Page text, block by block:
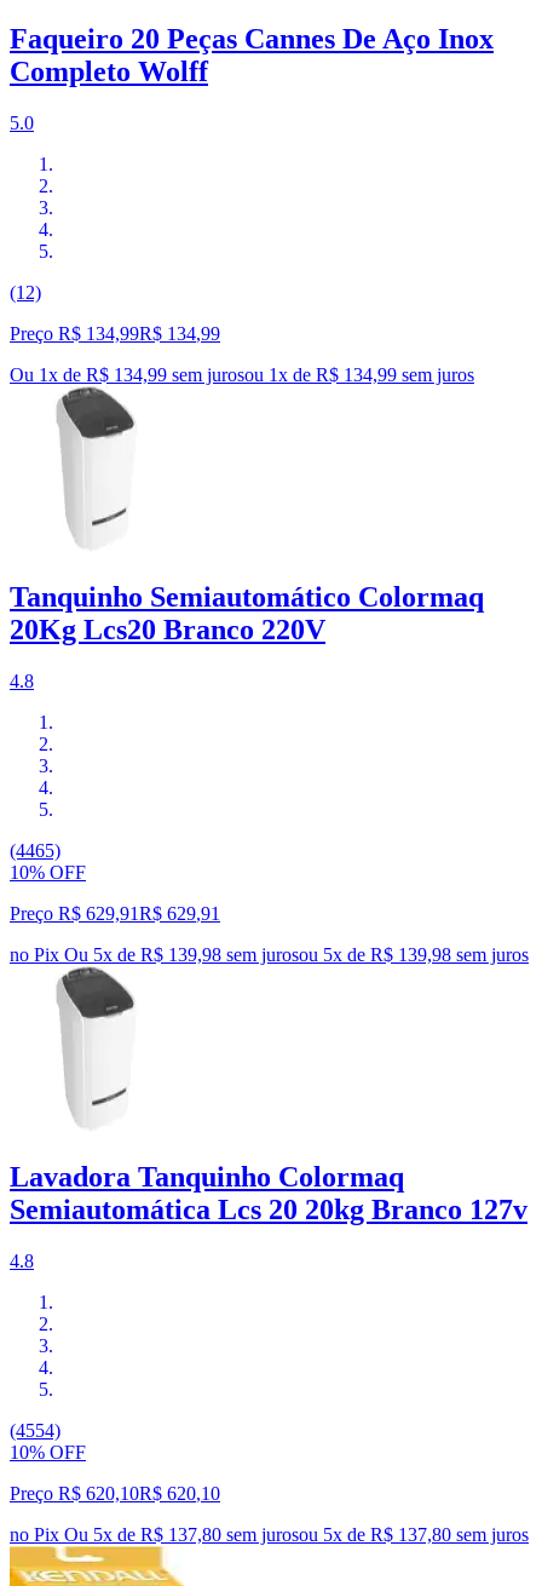
Faqueiro 20 Peças Cannes De Aço Inox
Completo Wolff
5.0
(12)
Preço R$ 134,99R$ 134,99
Ou 1x de R$ 134,99 sem jurosou 1x de R$ 134,99 sem juros
Tanquinho Semiautomático Colormaq
20Kg Lcs20 Branco 220V
4.8
(4465)
10% OFF
Preço R$ 629,91R$ 629,91
no Pix Ou 5x de R$ 139,98 sem jurosou 5x de R$ 139,98 sem juros
Lavadora Tanquinho Colormaq
Semiautomática Lcs 20 20kg Branco 127v
4.8
(4554)
10% OFF
Preço R$ 620,10R$ 620,10
no Pix Ou 5x de R$ 137,80 sem jurosou 5x de R$ 137,80 sem juros